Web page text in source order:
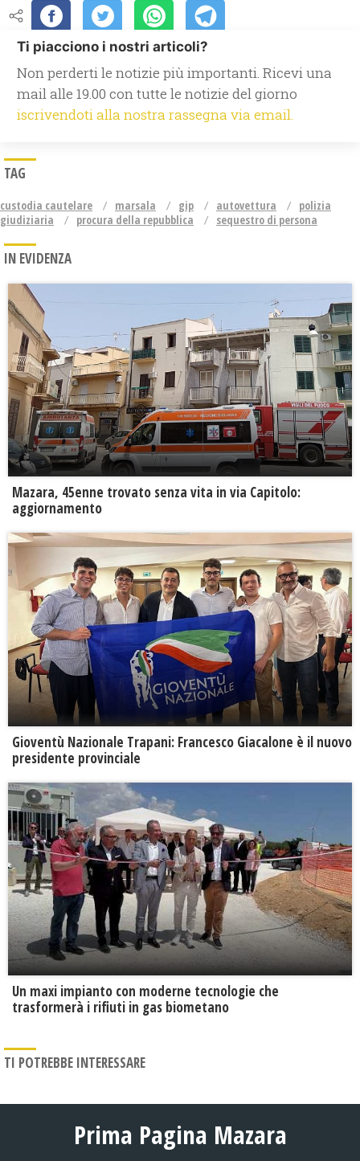
Ti piacciono i nostri articoli?
Non perderti le notizie più importanti. Ricevi una
mail alle 19.00 con tutte le notizie del giorno
iscrivendoti alla nostra rassegna via email.
TAG
custodia cautelare marsala gip autovettura
polizia
giudiziaria
procura della repubblica sequestro di persona
IN EVIDENZA
Mazara, 45enne trovato senza vita in via Capitolo:
aggiornamento
Gioventù Nazionale Trapani: Francesco Giacalone è il nuovo
presidente provinciale
Un maxi impianto con moderne tecnologie che
trasformerà i rifiuti in gas biometano
TI POTREBBE INTERESSARE
Prima Pagina Mazara